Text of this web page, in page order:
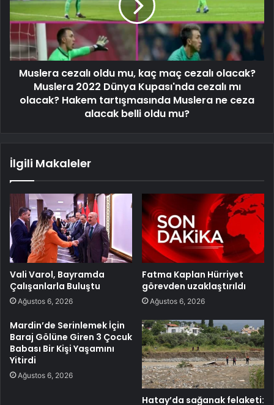
Muslera cezalı oldu mu, kaç maç cezalı olacak?
Muslera 2022 Dünya Kupası'nda cezalı mı
olacak? Hakem tartışmasında Muslera ne ceza
alacak belli oldu mu?
İlgili Makaleler
Vali Varol, Bayramda
Çalışanlarla Buluştu
Ağustos 6, 2026
Fatma Kaplan Hürriyet
görevden uzaklaştırıldı
Ağustos 6, 2026
Mardin’de Serinlemek İçin
Baraj Gölüne Giren 3 Çocuk
Babası Bir Kişi Yaşamını
Yitirdi
Ağustos 6, 2026
Hatay’da sağanak felaketi: